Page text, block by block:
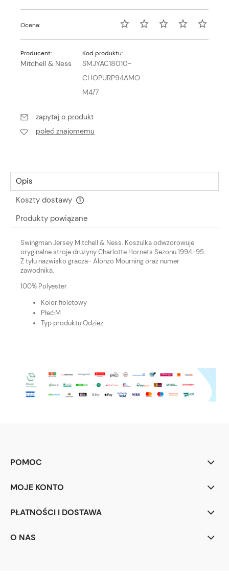
Ocena:
Producent:
Mitchell & Ness
Kod produktu:
SMJYAC18010-
CHOPURP94AMO-
M4/7
zapytaj o produkt
poleć znajomemu
Opis
Koszty dostawy
Cena nie zawiera ewentualnych kosztów płatności
Produkty powiązane
Swingman Jersey Mitchell & Ness. Koszulka odwzorowuje
oryginalne stroje drużyny Charlotte Hornets Sezonu 1994-95.
Z tyłu nazwisko gracza- Alonzo Mourning oraz numer
zawodnika.
100% Polyester
Kolor:fioletowy
Płeć:M
Typ produktu:Odzież
POMOC
MOJE KONTO
PŁATNOŚCI I DOSTAWA
O NAS